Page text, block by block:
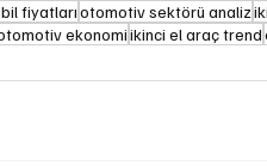
fiyatlarıotomotiv sektörü analiz
ekonomiikinci el araç trend